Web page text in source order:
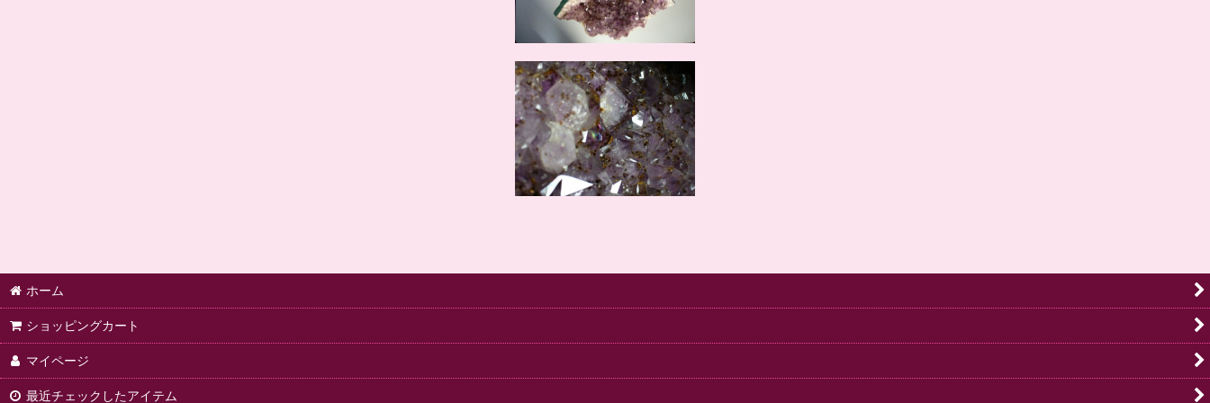
ホーム
ショッピングカート
マイページ
最近チェックしたアイテム